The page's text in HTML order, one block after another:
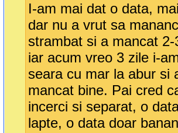
I-am mai dat o data,
dar nu a vrut sa
strambat si a mancat
iar acum vreo 3 zile i-
seara cu mar la abur si
mancat bine. Pai cred
incerci si separat, o
lapte, o data doar